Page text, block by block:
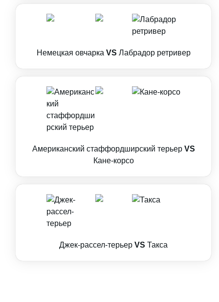
Немецкая овчарка VS Лабрадор ретривер
Американский стаффордширский терьер VS
Кане-корсо
Джек-рассел-терьер VS Такса